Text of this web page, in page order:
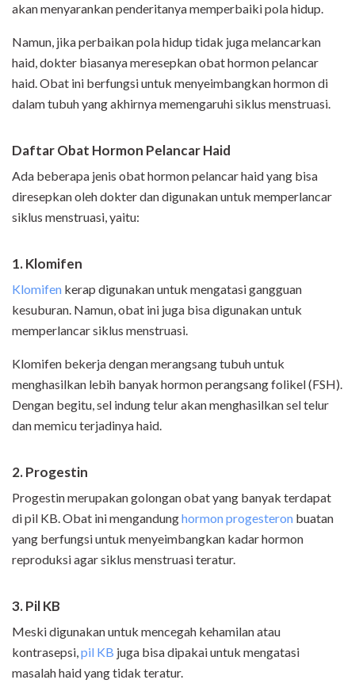
akan menyarankan penderitanya memperbaiki pola hidup.
Namun, jika perbaikan pola hidup tidak juga melancarkan
haid, dokter biasanya meresepkan obat hormon pelancar
haid. Obat ini berfungsi untuk menyeimbangkan hormon di
dalam tubuh yang akhirnya memengaruhi siklus menstruasi.
Daftar Obat Hormon Pelancar Haid
Ada beberapa jenis obat hormon pelancar haid yang bisa
diresepkan oleh dokter dan digunakan untuk memperlancar
siklus menstruasi, yaitu:
1. Klomifen
Klomifen kerap digunakan untuk mengatasi gangguan
kesuburan. Namun, obat ini juga bisa digunakan untuk
memperlancar siklus menstruasi.
Klomifen bekerja dengan merangsang tubuh untuk
menghasilkan lebih banyak hormon perangsang folikel (FSH).
Dengan begitu, sel indung telur akan menghasilkan sel telur
dan memicu terjadinya haid.
2. Progestin
Progestin merupakan golongan obat yang banyak terdapat
di pil KB. Obat ini mengandunghormon progesteron buatan
yang berfungsi untuk menyeimbangkan kadar hormon
reproduksi agar siklus menstruasi teratur.
3. Pil KB
Meski digunakan untuk mencegah kehamilan atau
kontrasepsi,pil KB juga bisa dipakai untuk mengatasi
masalah haid yang tidak teratur.